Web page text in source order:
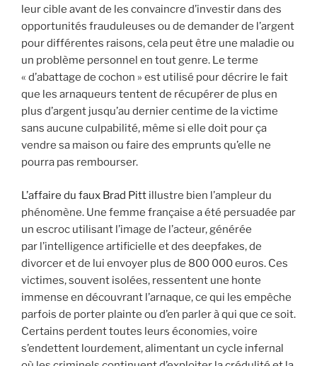
leur cible avant de les convaincre d’investir dans des
opportunités frauduleuses ou de demander de l’argent
pour différentes raisons, cela peut être une maladie ou
un problème personnel en tout genre. Le terme
« d’abattage de cochon » est utilisé pour décrire le fait
que les arnaqueurs tentent de récupérer de plus en
plus d’argent jusqu’au dernier centime de la victime
sans aucune culpabilité, même si elle doit pour ça
vendre sa maison ou faire des emprunts qu’elle ne
pourra pas rembourser.
L’affaire du faux Brad Pitt illustre bien l’ampleur du
phénomène. Une femme française a été persuadée par
un escroc utilisant l’image de l’acteur, générée
par l’intelligence artificielle et des deepfakes, de
divorcer et de lui envoyer plus de 800 000 euros. Ces
victimes, souvent isolées, ressentent une honte
immense en découvrant l’arnaque, ce qui les empêche
parfois de porter plainte ou d’en parler à qui que ce soit.
Certains perdent toutes leurs économies, voire
s’endettent lourdement, alimentant un cycle infernal